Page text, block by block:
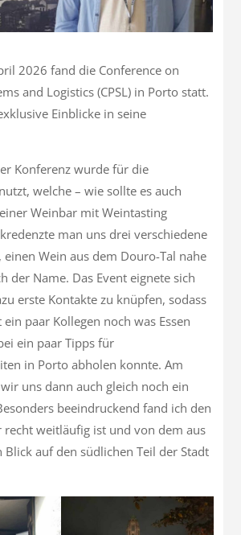
2026 fand die Conference on
and Logistics (CPSL) in Porto statt.
Einblicke in seine
Konferenz wurde für die
welche – wie sollte es auch
Weinbar mit Weintasting
man uns drei verschiedene
Wein aus dem Douro-Tal nahe
der Name. Das Event eignete sich
erste Kontakte zu knüpfen, sodass
paar Kollegen noch was Essen
ein paar Tipps für
in Porto abholen konnte. Am
uns dann auch gleich noch ein
beeindruckend fand ich den
recht weitläufig ist und von dem aus
Blick auf den südlichen Teil der Stadt